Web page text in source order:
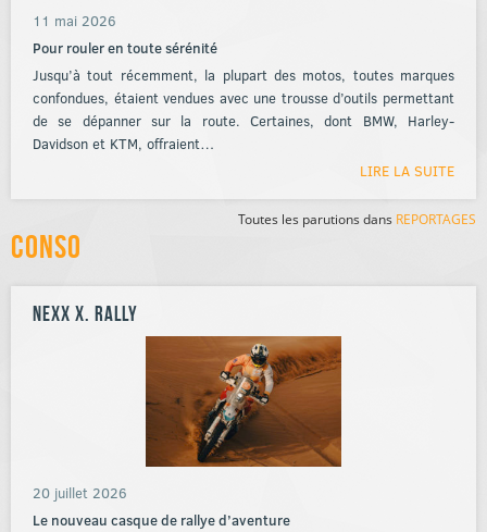
11 mai 2026
Pour rouler en toute sérénité
Jusqu’à tout récemment, la plupart des motos, toutes marques
confondues, étaient vendues avec une trousse d’outils permettant
de se dépanner sur la route. Certaines, dont BMW, Harley-
Davidson et KTM, offraient…
LIRE LA SUITE
Toutes les parutions dans REPORTAGES
Conso
NEXX X. RALLY
20 juillet 2026
Le nouveau casque de rallye d’aventure